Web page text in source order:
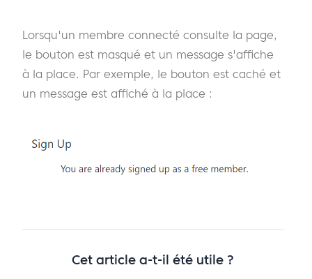
Lorsqu'un membre connecté consulte la page,
le bouton est masqué et un message s'affiche
à la place. Par exemple, le bouton est caché et
un message est affiché à la place :
Cet article a-t-il été utile ?